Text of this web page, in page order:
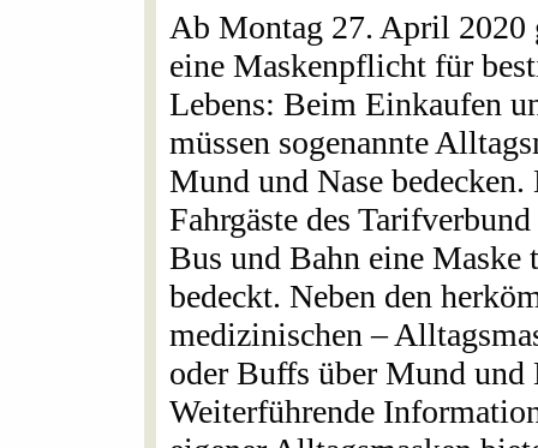
Ab Montag 27. April 2020
eine Maskenpflicht für
Lebens: Beim Einkaufen
müssen sogenannte
Mund und Nase bedecken.
Fahrgäste des
Bus und Bahn eine Maske
bedeckt. Neben den
medizinischen –
oder Buffs über Mund und
Weiterführende